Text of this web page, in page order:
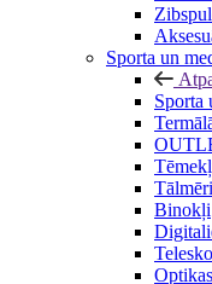
Sporta un
Sporta
Tālmēri
Binokļi